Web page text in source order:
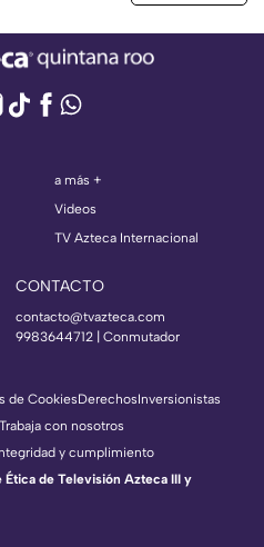
a más +
Videos
TV Azteca Internacional
CONTACTO
contacto@tvazteca.com
9983644712 | Conmutador
de CookiesDerechosInversionistas
con nosotros
y cumplimiento
de Televisión Azteca III y